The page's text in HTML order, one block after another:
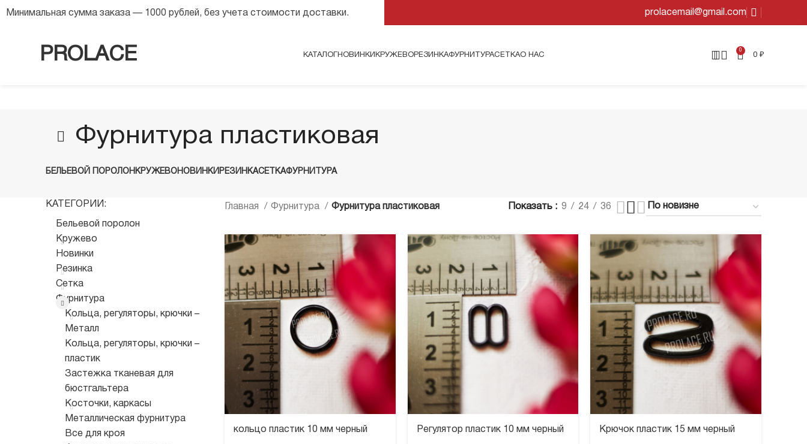
8 (968) 568 63 54 prolacemail@gmail.com
PROLACE КАТАЛОГ НОВИНКИ КРУЖЕВОРЕЗИНКАФУРНИТУРАСЕТКАО НАС
0
0 ₽
Фурнитура пластиковая
БЕЛЬЕВОЙ ПОРОЛОН КРУЖЕВОНОВИНКИ РЕЗИНКАСЕТКАФУРНИТУРА
КАТЕГОРИИ:
Бельевой поролон
Кружево
Новинки
Резинка
Сетка
Фурнитура
Кольца, регуляторы, крючки –
Металл
Кольца, регуляторы, крючки –
пластик
Застежка тканевая для
бюстгальтера
Косточки, каркасы
Металлическая фурнитура
Все для кроя
Главная Фурнитура Фурнитура пластиковая Показать 9 24 36
кольцо пластик 10 мм черный Регулятор пластик 10 мм черный Крючок пластик 15 мм черный
Минимальная сумма заказа — 1000 рублей, без учета стоимости доставки.